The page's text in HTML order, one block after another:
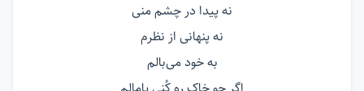
نه پیدا در چشم منی
نه پنهانی از نظرم
به خود می‌بالم